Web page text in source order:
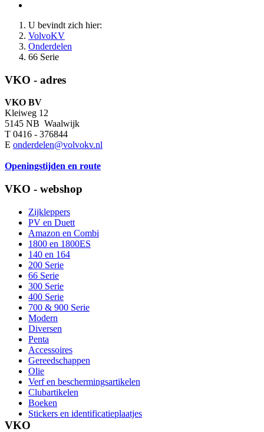
U bevindt zich hier:
VolvoKV
Onderdelen
66 Serie
VKO - adres
VKO BV
Kleiweg 12
5145 NB Waalwijk
T 0416 - 376844
E onderdelen@volvokv.nl
Openingstijden en route
VKO - webshop
Zijkleppers
PV en Duett
Amazon en Combi
1800 en 1800ES
140 en 164
200 Serie
66 Serie
300 Serie
400 Serie
700 & 900 Serie
Modern
Diversen
Penta
Accessoires
Gereedschappen
Olie
Verf en beschermingsartikelen
Clubartikelen
Boeken
Stickers en identificatieplaatjes
VKO